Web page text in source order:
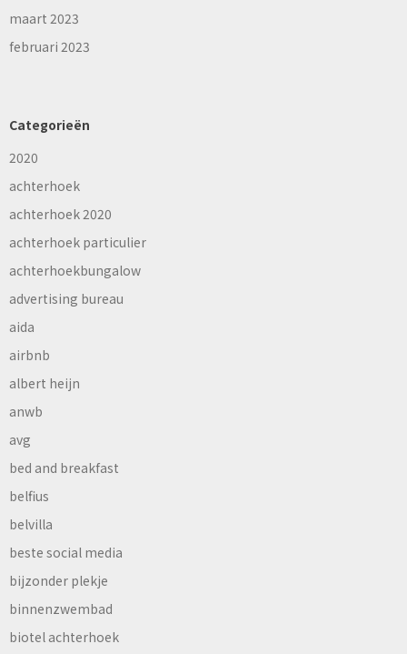
maart 2023
februari 2023
Categorieën
2020
achterhoek
achterhoek 2020
achterhoek particulier
achterhoekbungalow
advertising bureau
aida
airbnb
albert heijn
anwb
avg
bed and breakfast
belfius
belvilla
beste social media
bijzonder plekje
binnenzwembad
biotel achterhoek